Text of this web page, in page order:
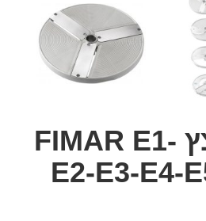
סכין לקוצץ FIMAR E1-
E2-E3-E4-